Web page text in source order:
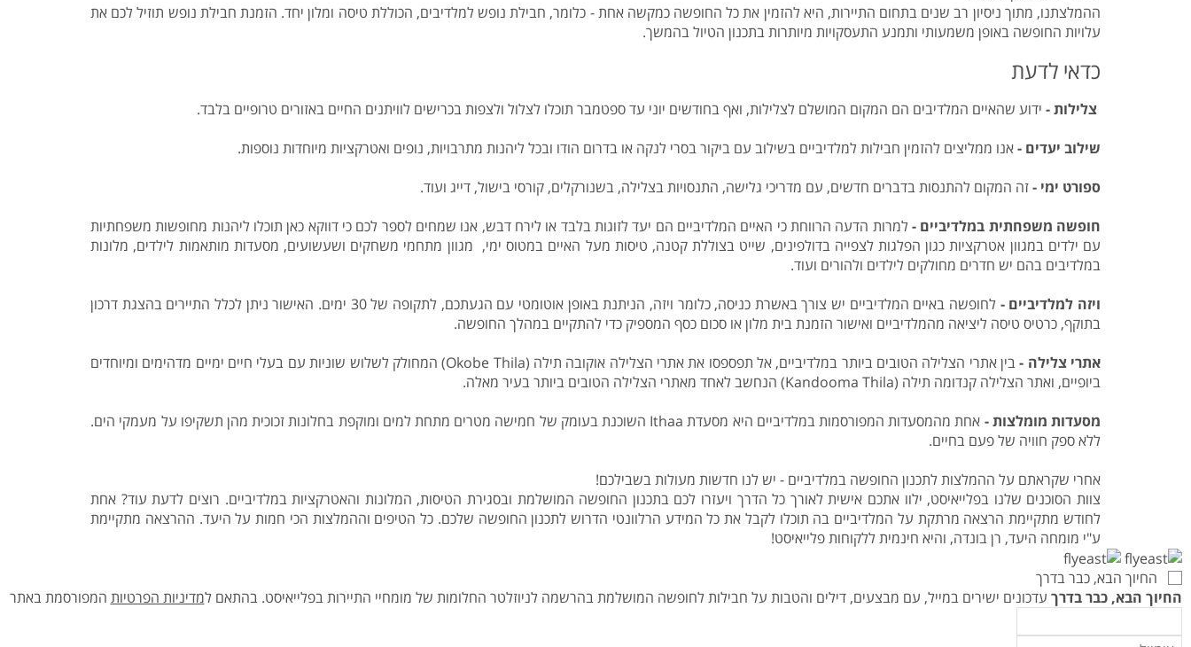
ההמלצתנו, מתוך ניסיון רב שנים בתחום התיירות, היא להזמין את כל החופשה כמקשה אחת - כלומר, חבילת נופש למלדיבים, הכוללת טיסה ומלון יחד. הזמנת חבילת נופש תוזיל לכם את
עלויות החופשה באופן משמעותי ותמנע התעסקויות מיותרות בתכנון הטיול בהמשך.
כדאי לדעת
צלילות - ידוע שהאיים המלדיבים הם המקום המושלם לצלילות, ואף בחודשים יוני עד ספטמבר תוכלו לצלול ולצפות בכרישים לוויתנים החיים באזורים טרופיים בלבד.
שילוב יעדים -אנו ממליצים להזמין חבילות למלדיביים בשילוב עם ביקור בסרי לנקה או בדרום הודו ובכל ליהנות מתרבויות, נופים ואטרקציות מיוחדות נוספות.
ספורט ימי -זה המקום להתנסות בדברים חדשים, עם מדריכי גלישה, התנסויות בצלילה, בשנורקלים, קורסי בישול, דייג ועוד.
חופשה משפחתית במלדיביים -למרות הדעה הרווחת כי האיים המלדיביים הם יעד לזוגות בלבד או לירח דבש, אנו שמחים לספר לכם כי דווקא כאן תוכלו ליהנות מחופשות משפחתיות
עם ילדים במגוון אטרקציות כגון הפלגות לצפייה בדולפינים, שייט בצוללת קטנה, טיסות מעל האיים במטוס ימי, מגוון מתחמי משחקים ושעשועים, מסעדות מותאמות לילדים, מלונות
במלדיבים בהם יש חדרים מחולקים לילדים ולהורים ועוד.
ויזה למלדיביים -
לחופשה באיים המלדיביים יש צורך באשרת כניסה, כלומר ויזה, הניתנת באופן אוטומטי עם הגעתכם, לתקופה של 30 ימים. האישור ניתן לכלל התיירים בהצגת דרכון
בתוקף, כרטיס טיסה ליציאה מהמלדיביים ואישור הזמנת בית מלון או סכום כסף המספיק כדי להתקיים במהלך החופשה.
אתרי צלילה -
בין אתרי הצלילה הטובים ביותר במלדיביים, אל תפספסו את אתרי הצלילה אוקובה תילה (Okobe Thila) המחולק לשלוש שוניות עם בעלי חיים ימיים מדהימים ומיוחדים
ביופיים, ואתר הצלילה קנדומה תילה (Kandooma Thila) הנחשב לאחד מאתרי הצלילה הטובים ביותר בעיר מאלה.
מסעדות מומלצות -
אחת מהמסעדות המפורסמות במלדיביים היא מסעדת Ithaa השוכנת בעומק של חמישה מטרים מתחת למים ומוקפת בחלונות זכוכית מהן תשקיפו על מעמקי הים.
ללא ספק חוויה של פעם בחיים.
אחרי שקראתם על ההמלצות לתכנון החופשה במלדיביים - יש לנו חדשות מעולות בשבילכם!
צוות הסוכנים שלנו בפלייאיסט, ילוו אתכם אישית לאורך כל הדרך ויעזרו לכם בתכנון החופשה המושלמת ובסגירת הטיסות, המלונות והאטרקציות במלדיביים. רוצים לדעת עוד? אחת
לחודש מתקיימת הרצאה מרתקת על המלדיביים בה תוכלו לקבל את כל המידע הרלוונטי הדרוש לתכנון החופשה שלכם. כל הטיפים וההמלצות הכי חמות על היעד. ההרצאה מתקיימת
ע"י מומחה היעד, רן בונדה, והיא חינמית ללקוחות פלייאיסט!
החיוך הבא, כבר בדרך
החיוך הבא, כבר בדרך עדכונים ישירים במייל, עם מבצעים, דילים והטבות על חבילות לחופשה המושלמת בהרשמה לניוזלטר החלומות של מומחיי התיירות בפלייאיסט. בהתאם למדיניות הפרטיות המפורסמת באתר